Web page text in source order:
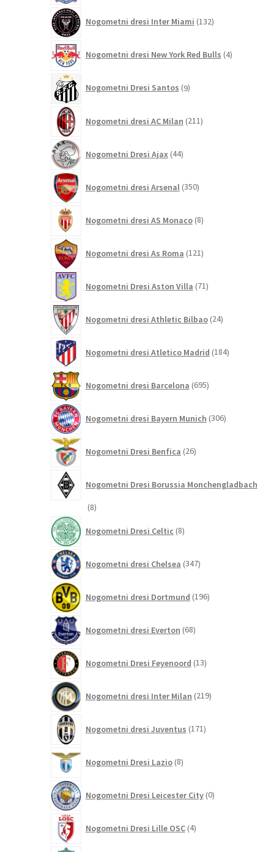
Nogometni dresi Inter Miami 132izdelkov
Nogometni dresi New York Red Bulls 4izdelki
Nogometni Dresi Santos 9izdelkov
Nogometni dresi AC Milan 211izdelkov
Nogometni Dresi Ajax 44izdelkov
Nogometni dresi Arsenal 350izdelkov
Nogometni dresi AS Monaco 8izdelkov
Nogometni dresi As Roma 121izdelkov
Nogometni Dresi Aston Villa 71izdelkov
Nogometni dresi Athletic Bilbao 24izdelkov
Nogometni dresi Atletico Madrid 184izdelkov
Nogometni dresi Barcelona 695izdelkov
Nogometni dresi Bayern Munich 306izdelkov
Nogometni Dresi Benfica 26izdelkov
Nogometni Dresi Borussia Monchengladbach
88
Nogometni Dresi Celtic 8izdelkov
Nogometni dresi Chelsea 347izdelkov
Nogometni dresi Dortmund 196izdelkov
Nogometni dresi Everton 68izdelkov
Nogometni Dresi Feyenoord 13izdelkov
Nogometni dresi Inter Milan 219izdelkov
Nogometni dresi Juventus 171izdelkov
Nogometni Dresi Lazio 8izdelkov
Nogometni Dresi Leicester City 0izdelkov
Nogometni Dresi Lille OSC 4izdelki